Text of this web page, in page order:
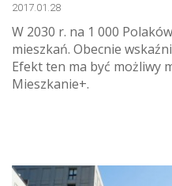
2017.01.28
W 2030 r. na 1 000
mieszkań. Obecnie
Efekt ten ma być możliwy
Mieszkanie+.